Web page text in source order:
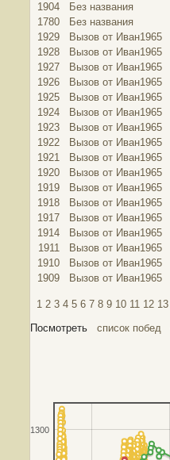
1904
Без названия
1780
Без названия
1929
Вызов от Иван1965
1928
Вызов от Иван1965
1927
Вызов от Иван1965
1926
Вызов от Иван1965
1925
Вызов от Иван1965
1924
Вызов от Иван1965
1923
Вызов от Иван1965
1922
Вызов от Иван1965
1921
Вызов от Иван1965
1920
Вызов от Иван1965
1919
Вызов от Иван1965
1918
Вызов от Иван1965
1917
Вызов от Иван1965
1914
Вызов от Иван1965
1911
Вызов от Иван1965
1910
Вызов от Иван1965
1909
Вызов от Иван1965
1 2 3 4 5 6 7 8 9 10 11 12 13
Посмотреть список побед
1300